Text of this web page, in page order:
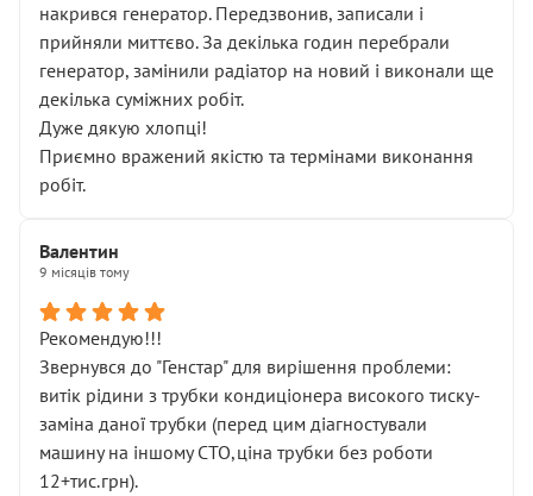
накрився генератор. Передзвонив, записали і
прийняли миттєво. За декілька годин перебрали
генератор, замінили радіатор на новий і виконали ще
декілька суміжних робіт.
Дуже дякую хлопці!
Приємно вражений якістю та термінами виконання
робіт.
Валентин
9 місяців тому
Рекомендую!!!
Звернувся до "Генстар" для вирішення проблеми:
витік рідини з трубки кондиціонера високого тиску-
заміна даної трубки (перед цим діагностували
машину на іншому СТО,ціна трубки без роботи
12+тис.грн).